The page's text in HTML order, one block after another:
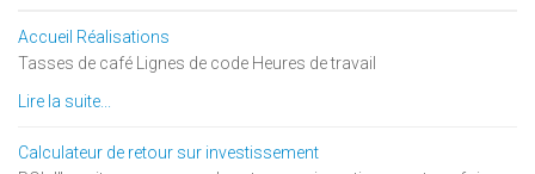
Accueil Réalisations
Tasses de café Lignes de code Heures de travail
Lire la suite...
Calculateur de retour sur investissement